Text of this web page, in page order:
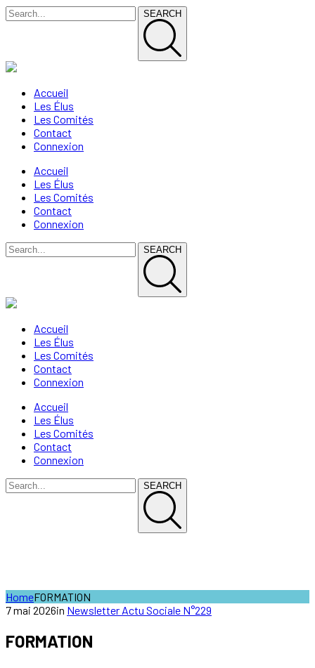
SEARCH
Accueil
Les Élus
Les Comités
Contact
Connexion
Accueil
Les Élus
Les Comités
Contact
Connexion
SEARCH
Accueil
Les Élus
Les Comités
Contact
Connexion
Accueil
Les Élus
Les Comités
Contact
Connexion
SEARCH
HomeFORMATION
7 mai 2026in Newsletter Actu Sociale N°229
FORMATION